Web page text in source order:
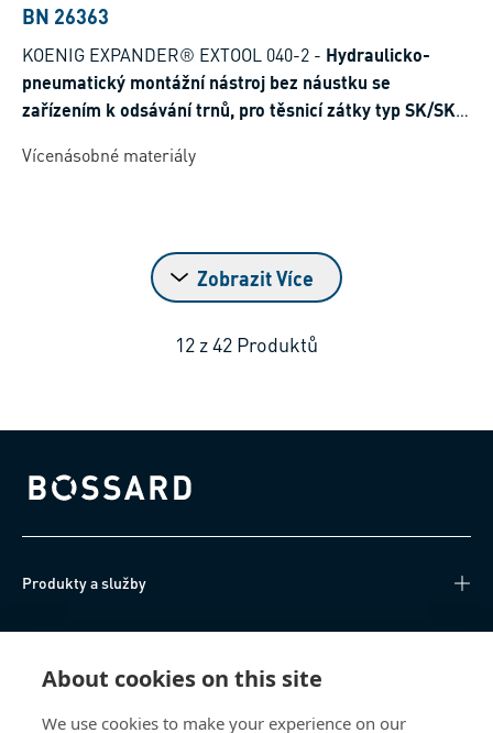
About cookies on this site
We use cookies to make your experience on our
BN 26363
KOENIG EXPANDER® EXTOOL 040-2 - Hydraulicko-
pneumatický montážní nástroj bez náustku se
zařízením k odsávání trnů, pro těsnicí zátky typ SK/SKC,
Vícenásobné materiály
Zobrazit Více
12 z42 Produktů
Bossard homepage
Produkty a služby
Technické informace